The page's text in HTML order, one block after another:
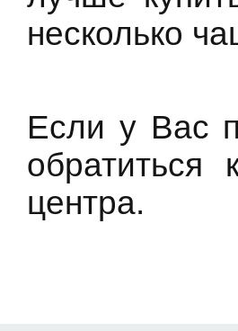
несколько
Если у Вас
обратиться
центра.